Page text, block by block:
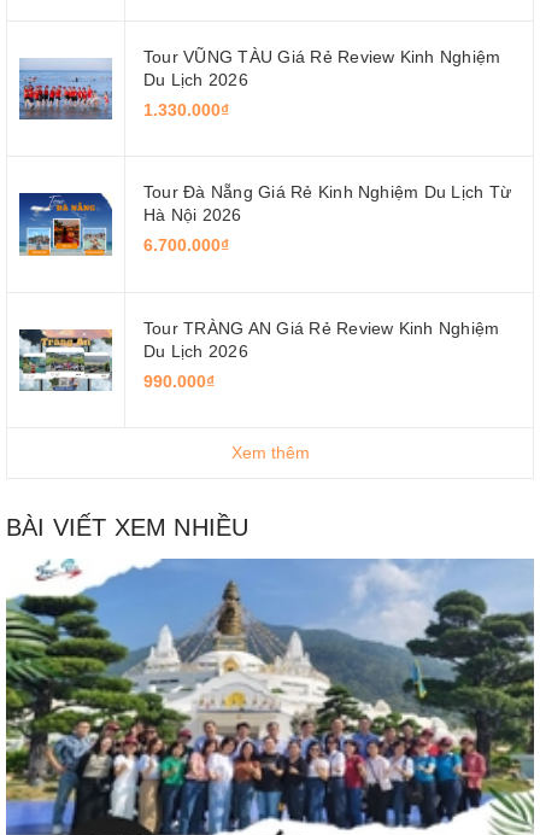
Tour VŨNG TÀU Giá Rẻ Review Kinh Nghiệm
Du Lịch 2026
1.330.000₫
Tour Đà Nẵng Giá Rẻ Kinh Nghiệm Du Lịch Từ
Hà Nội 2026
6.700.000₫
Tour TRÀNG AN Giá Rẻ Review Kinh Nghiệm
Du Lịch 2026
990.000₫
Xem thêm
BÀI VIẾT XEM NHIỀU